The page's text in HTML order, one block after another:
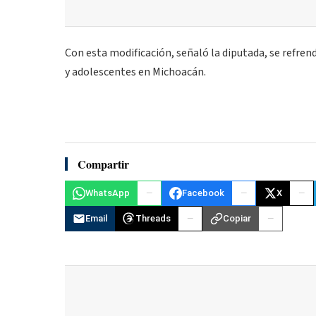
Con esta modificación, señaló la diputada, se
y adolescentes en Michoacán.
Compartir
WhatsApp Facebook X
Email Threads Copiar